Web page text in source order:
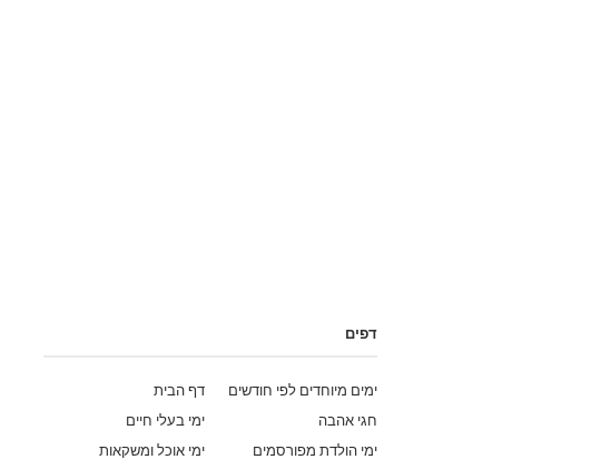
דפים
דף הבית
ימים מיוחדים לפי חודשים
ימי בעלי חיים
חגי אהבה
ימי אוכל ומשקאות
ימי הולדת מפורסמים